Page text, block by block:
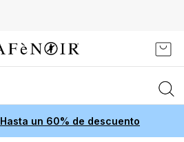
Mi
Hasta un 60% de descuento